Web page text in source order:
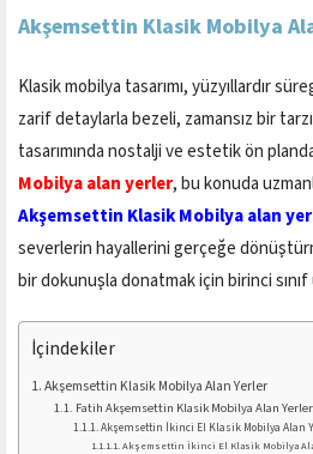
Akşemsettin Klasik Mobilya
Klasik mobilya tasarımı, yüzyıllardır
zarif detaylarla bezeli, zamansız bir
tasarımında nostalji ve estetik ön
Mobilya alan yerler, bu konuda
Akşemsettin Klasik Mobilya alan
severlerin hayallerini gerçeğe
bir dokunuşla donatmak için birinci
İçindekiler
Akşemsettin Klasik Mobilya Alan Yerler
Fatih Akşemsettin Klasik Mobilya Alan Yerler
Akşemsettin İkinci El Klasik Mobilya Alan
Akşemsettin İkinci El Klasik Mobilya